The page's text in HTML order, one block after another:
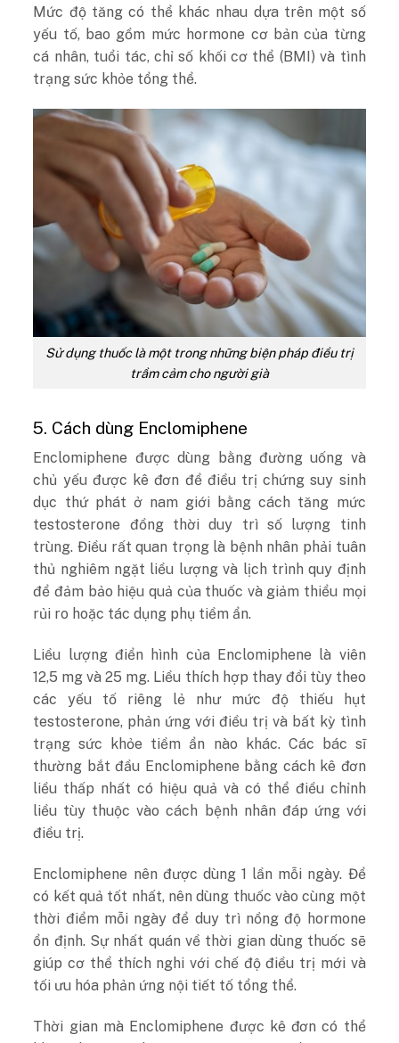
Mức độ tăng có thể khác nhau dựa trên một số
yếu tố, bao gồm mức hormone cơ bản của từng
cá nhân, tuổi tác, chỉ số khối cơ thể (BMI) và tình
trạng sức khỏe tổng thể.
Sử dụng thuốc là một trong những biện pháp điều trị
trầm cảm cho người già
5. Cách dùng Enclomiphene
Enclomiphene được dùng bằng đường uống và
chủ yếu được kê đơn để điều trị chứng suy sinh
dục thứ phát ở nam giới bằng cách tăng mức
testosterone đồng thời duy trì số lượng tinh
trùng. Điều rất quan trọng là bệnh nhân phải tuân
thủ nghiêm ngặt liều lượng và lịch trình quy định
để đảm bảo hiệu quả của thuốc và giảm thiểu mọi
rủi ro hoặc tác dụng phụ tiềm ẩn.
Liều lượng điển hình của Enclomiphene là viên
12,5 mg và 25 mg. Liều thích hợp thay đổi tùy theo
các yếu tố riêng lẻ như mức độ thiếu hụt
testosterone, phản ứng với điều trị và bất kỳ tình
trạng sức khỏe tiềm ẩn nào khác. Các bác sĩ
thường bắt đầu Enclomiphene bằng cách kê đơn
liều thấp nhất có hiệu quả và có thể điều chỉnh
liều tùy thuộc vào cách bệnh nhân đáp ứng với
điều trị.
Enclomiphene nên được dùng 1 lần mỗi ngày. Để
có kết quả tốt nhất, nên dùng thuốc vào cùng một
thời điểm mỗi ngày để duy trì nồng độ hormone
ổn định. Sự nhất quán về thời gian dùng thuốc sẽ
giúp cơ thể thích nghi với chế độ điều trị mới và
tối ưu hóa phản ứng nội tiết tố tổng thể.
Thời gian mà Enclomiphene được kê đơn có thể